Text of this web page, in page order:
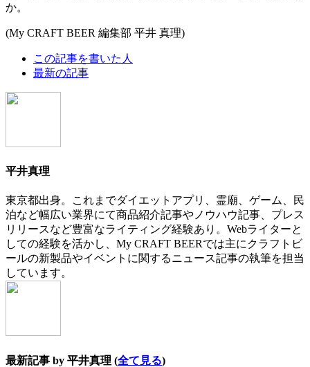
か。
(My CRAFT BEER 編集部 平井 真理)
following
tabs
change
この記事を書いた人
最新の記事
平井真理
東京都出身。これまでダイエットアプリ、霊廟、ゲーム、民
泊など幅広い業界にて商品紹介記事やノウハウ記事、プレス
リリースなど豊富なライティング経験あり。Webライターと
しての経験を活かし、My CRAFT BEERでは主にクラフトビ
ールの新製品やイベントに関するニュース記事の執筆を担当
しています。
最新記事 by 平井真理 (全て見る)